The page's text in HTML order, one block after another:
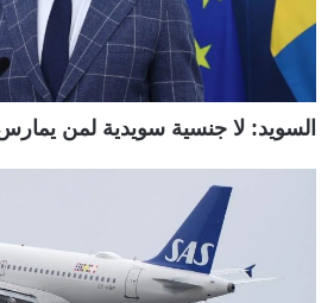
السويد: لا جنسية سويدية لمن